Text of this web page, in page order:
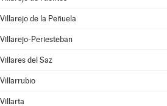
Villarejo de la Peñuela
Villarejo-Periesteban
Villares del Saz
Villarrubio
Villarta